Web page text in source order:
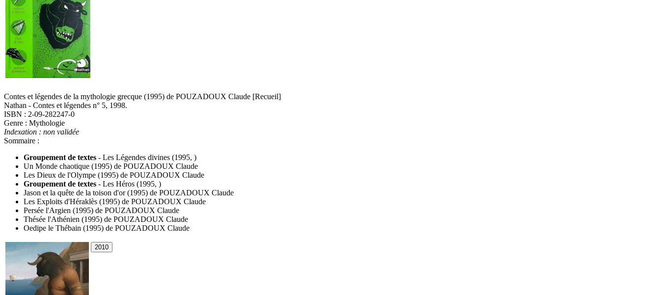
Contes et légendes de la mythologie grecque (1995) de POUZADOUX Claude [Recueil]
Nathan - Contes et légendes n° 5, 1998.
ISBN : 2-09-282247-0
Genre : Mythologie
Indexation : non validée
Sommaire :
Groupement de textes - Les Légendes divines (1995, )
Un Monde chaotique (1995) de POUZADOUX Claude
Les Dieux de l'Olympe (1995) de POUZADOUX Claude
Groupement de textes - Les Héros (1995, )
Jason et la quête de la toison d'or (1995) de POUZADOUX Claude
Les Exploits d'Héraklès (1995) de POUZADOUX Claude
Persée l'Argien (1995) de POUZADOUX Claude
Thésée l'Athénien (1995) de POUZADOUX Claude
Oedipe le Thébain (1995) de POUZADOUX Claude